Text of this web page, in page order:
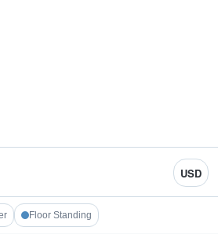
USD
Floor Standing